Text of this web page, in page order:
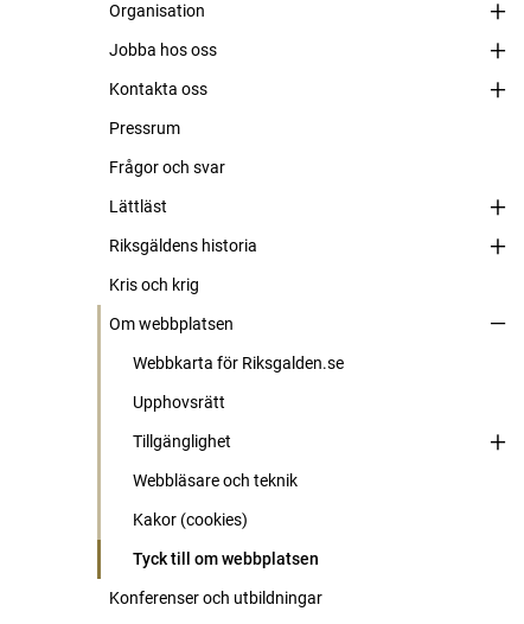
Organisation
Jobba hos oss
Kontakta oss
Pressrum
Frågor och svar
Lättläst
Riksgäldens historia
Kris och krig
Om webbplatsen
Webbkarta för Riksgalden.se
Upphovsrätt
Tillgänglighet
Webbläsare och teknik
Kakor (cookies)
Tyck till om webbplatsen
Konferenser och utbildningar